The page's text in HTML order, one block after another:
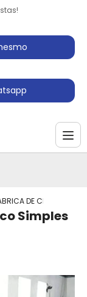
PEQUENO
DE CILINDRO
Simples